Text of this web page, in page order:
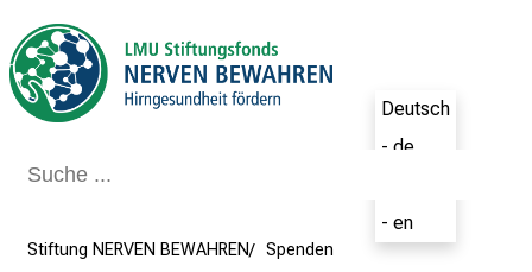
Deutsch
- de
- en
Stiftung NERVEN BEWAHREN Spenden